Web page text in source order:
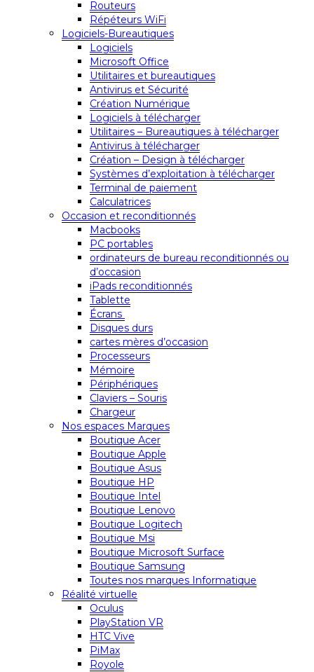
Routeurs
Répéteurs WiFi
Logiciels-Bureautiques
Logiciels
Microsoft Office
Utilitaires et bureautiques
Antivirus et Sécurité
Création Numérique
Logiciels à télécharger
Utilitaires – Bureautiques à télécharger
Antivirus à télécharger
Création – Design à télécharger
Systèmes d’exploitation à télécharger
Terminal de paiement
Calculatrices
Occasion et reconditionnés
Macbooks
PC portables
ordinateurs de bureau reconditionnés ou
d’occasion
iPads reconditionnés
Tablette
Écrans
Disques durs
cartes mères d’occasion
Processeurs
Mémoire
Périphériques
Claviers – Souris
Chargeur
Nos espaces Marques
Boutique Acer
Boutique Apple
Boutique Asus
Boutique HP
Boutique Intel
Boutique Lenovo
Boutique Logitech
Boutique Msi
Boutique Microsoft Surface
Boutique Samsung
Toutes nos marques Informatique
Réalité virtuelle
Oculus
PlayStation VR
HTC Vive
PiMax
Royole